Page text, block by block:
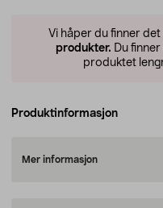
Vi håper du finner
produkter. Du
produktet
Produktinformasjon
Mer informasjon